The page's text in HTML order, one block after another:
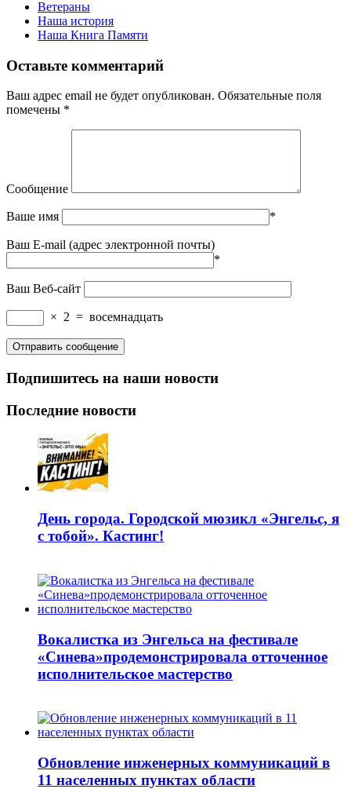
Ветераны
Наша история
Наша Книга Памяти
Оставьте комментарий
Ваш адрес email не будет опубликован. Обязательные поля
помечены *
Сообщение
Ваше имя *
Ваш E-mail (адрес электронной почты)
*
Ваш Веб-сайт
× 2 = восемнадцать
Подпишитесь на наши новости
Последние новости
День города. Городской мюзикл «Энгельс, я
с тобой». Кастинг!
Вокалистка из Энгельса на фестивале
«Синева»продемонстрировала отточенное
исполнительское мастерство
Обновление инженерных коммуникаций в
11 населенных пунктах области